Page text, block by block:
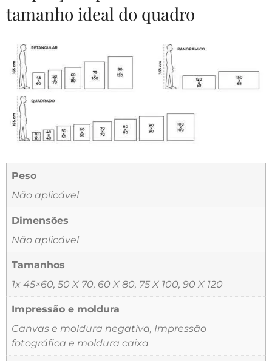
tamanho ideal do quadro
Peso
Não aplicável
Dimensões
Não aplicável
Tamanhos
1x 45×60, 50 X 70, 60 X 80, 75 X 100, 90 X 120
Impressão e moldura
Canvas e moldura negativa, Impressão
fotográfica e moldura caixa